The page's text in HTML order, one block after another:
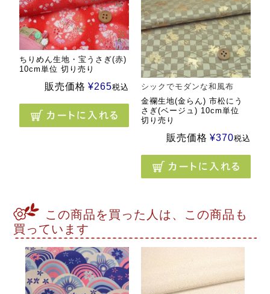
ちりめん生地・宝うさぎ(赤)
10cm単位 切り売り
販売価格 ¥265税込
シックでモダンな和風布
金襴生地(金らん) 市松にう
さぎ(ベージュ) 10cm単位
切り売り
販売価格 ¥370税込
この商品を買った人は、この商品も
買っています